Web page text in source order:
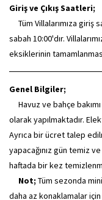
Giriş ve Çıkış Saatleri;
Tüm Villalarımıza giriş
sabah 10:00'dır.
eksiklerinin
Genel Bilgiler;
Havuz ve bahçe
olarak yapılmaktadır.
Ayrıca bir ücret talep
yapacağınız gün temiz
haftada bir kez
Not; Tüm sezonda
daha az konaklamalar